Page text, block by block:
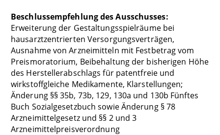
Beschlussempfehlung des Ausschusses:
Erweiterung der Gestaltungsspielräume bei
hausarztzentrierten Versorgungsverträgen,
Ausnahme von Arzneimitteln mit Festbetrag vom
Preismoratorium, Beibehaltung der bisherigen Höhe
des Herstellerabschlags für patentfreie und
wirkstoffgleiche Medikamente, Klarstellungen;
Änderung §§ 35b, 73b, 129, 130a und 130b Fünftes
Buch Sozialgesetzbuch sowie Änderung § 78
Arzneimittelgesetz und §§ 2 und 3
Arzneimittelpreisverordnung